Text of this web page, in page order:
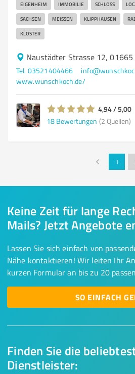
EIGENHEIM IMMOBILIE SCHLOSS
SACHSEN MEISSEN KLIPPHAUSEN
KLOSTER
Naustädter Strasse 12, 01665
Tel. 03521404466
www.wunschkoch.de/
4,94 / 5,00
18 Bewertungen (2 Quellen)
1
Finden Sie die
Dienstleister:
Keine Zeit für lange
Mails? Jetzt Angebote
Lassen Sie sich einfach von
Nähe kontaktieren! Wir leiten Ihr
kurzen Formular an bis zu 20
SO EINFACH